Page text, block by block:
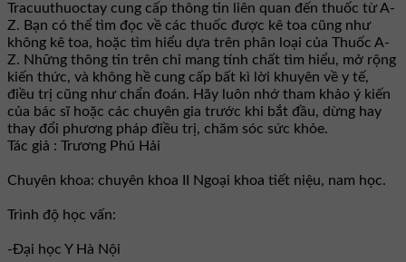
Tracuuthuoctay cung cấp thông tin liên quan đến thuốc từ A-
Z. Bạn có thể tìm đọc về các thuốc được kê toa cũng như
không kê toa, hoặc tìm hiểu dựa trên phân loại của Thuốc A-
Z. Những thông tin trên chỉ mang tính chất tìm hiểu, mở rộng
kiến thức, và không hề cung cấp bất kì lời khuyên về y tế,
điều trị cũng như chẩn đoán. Hãy luôn nhớ tham khảo ý kiến
của bác sĩ hoặc các chuyên gia trước khi bắt đầu, dừng hay
thay đổi phương pháp điều trị, chăm sóc sức khỏe.
Tác giả : Trương Phú Hải
Chuyên khoa: chuyên khoa II Ngoại khoa tiết niệu, nam học.
Trình độ học vấn:
-Đại học Y Hà Nội